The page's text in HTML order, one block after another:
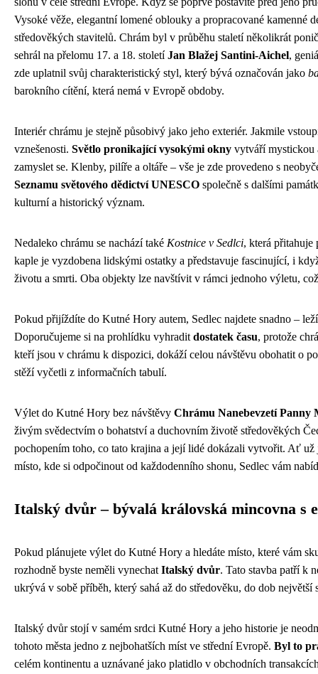
Vysoké věže, elegantní lomené oblouky a propracované kamenné
středověkých stavitelů. Chrám byl v průběhu staletí několikrát
sehrál na přelomu 17. a 18. stoletíJan Blažej Santini-Aichel,
zde uplatnil svůj charakteristický styl, který bývá označován jako
barokního cítění, která nemá v Evropě obdoby.
Interiér chrámu je stejně působivý jako jeho exteriér. Jakmile
vznešenosti. Světlo pronikající vysokými okny vytváří mystickou
zamyslet se. Klenby, pilíře a oltáře – vše je zde provedeno s
Seznamu světového dědictví UNESCO společně s dalšími
kulturní a historický význam.
Nedaleko chrámu se nachází také Kostnice v Sedlci, která přitahuje
kaple je vyzdobena lidskými ostatky a představuje fascinující, i
životu a smrti. Oba objekty lze navštívit v rámci jednoho výletu,
Pokud přijíždíte do Kutné Hory autem, Sedlec najdete snadno –
Doporučujeme si na prohlídku vyhradit dostatek času, protože
kteří jsou v chrámu k dispozici, dokáží celou návštěvu obohatit o
stěží vyčetli z informačních tabulí.
Výlet do Kutné Hory bez návštěvy Chrámu Nanebevzetí Panny
živým svědectvím o bohatství a duchovním životě středověkých
pochopením toho, co tato krajina a její lidé dokázali vytvořit. Ať
místo, kde si odpočinout od každodenního shonu, Sedlec vám
Italský dvůr – bývalá královská mincovna s
Pokud plánujete výlet do Kutné Hory a hledáte místo, které vám
rozhodně byste neměli vynechat Italský dvůr. Tato stavba patří k
ukrývá v sobě příběh, který sahá až do středověku, do dob největší
Italský dvůr stojí v samém srdci Kutné Hory a jeho historie je
tohoto města jedno z nejbohatších míst ve střední Evropě. Byl to
celém kontinentu a uznávané jako platidlo v obchodních